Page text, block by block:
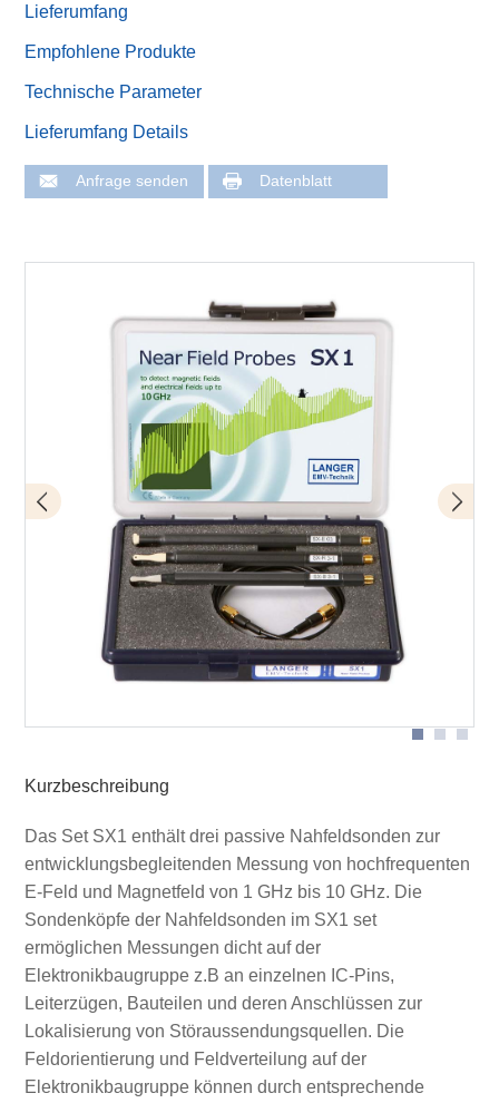
Lieferumfang
Empfohlene Produkte
Technische Parameter
Lieferumfang Details
Anfrage senden Datenblatt
Messanordnung Nahfeldsonden
Anwendung SX-R 3-1
Kurzbeschreibung
Das Set SX1 enthält drei passive Nahfeldsonden zur
entwicklungsbegleitenden Messung von hochfrequenten
E-Feld und Magnetfeld von 1 GHz bis 10 GHz. Die
Sondenköpfe der Nahfeldsonden im SX1 set
ermöglichen Messungen dicht auf der
Elektronikbaugruppe z.B an einzelnen IC-Pins,
Leiterzügen, Bauteilen und deren Anschlüssen zur
Lokalisierung von Störaussendungsquellen. Die
Feldorientierung und Feldverteilung auf der
Elektronikbaugruppe können durch entsprechende